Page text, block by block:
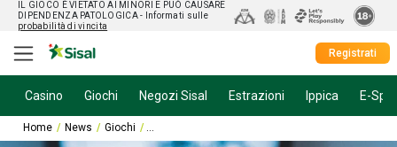
IL GIOCO È VIETATO AI MINORI E PUÒ CAUSARE
DIPENDENZA PATOLOGICA - Informati sulle
probabilità di vincita
Registrati
Casino Giochi Negozi Sisal Estrazioni Ippica E-
Home News Giochi Summer Game Fest 2026: 5 assenze che ci sono